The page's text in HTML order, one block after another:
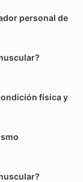
personal de
física y